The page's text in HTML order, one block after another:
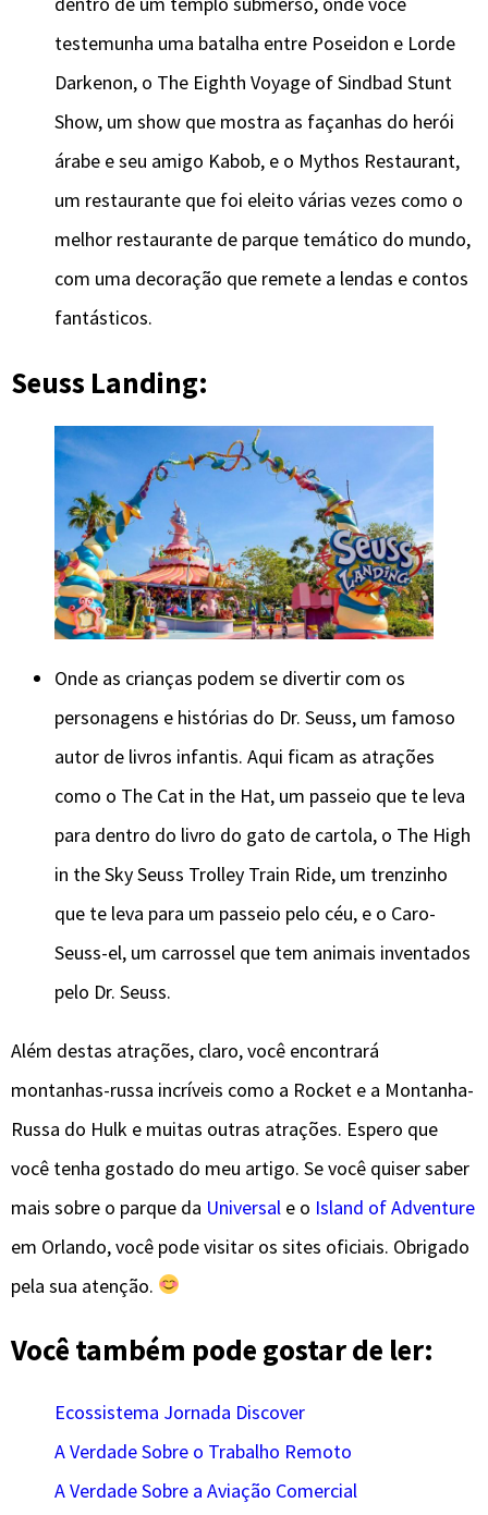
testemunha uma batalha entre Poseidon e Lorde
Darkenon, o The Eighth Voyage of Sindbad Stunt
Show, um show que mostra as façanhas do herói
árabe e seu amigo Kabob, e o Mythos Restaurant,
um restaurante que foi eleito várias vezes como o
melhor restaurante de parque temático do mundo,
com uma decoração que remete a lendas e contos
fantásticos.
Seuss Landing:
Onde as crianças podem se divertir com os
personagens e histórias do Dr. Seuss, um famoso
autor de livros infantis. Aqui ficam as atrações
como o The Cat in the Hat, um passeio que te leva
para dentro do livro do gato de cartola, o The High
in the Sky Seuss Trolley Train Ride, um trenzinho
que te leva para um passeio pelo céu, e o Caro-
Seuss-el, um carrossel que tem animais inventados
pelo Dr. Seuss.
Além destas atrações, claro, você encontrará
montanhas-russa incríveis como a Rocket e a Montanha-
Russa do Hulk e muitas outras atrações. Espero que
você tenha gostado do meu artigo. Se você quiser saber
mais sobre o parque da Universal e o Island of Adventure
em Orlando, você pode visitar os sites oficiais. Obrigado
pela sua atenção.
Você também pode gostar de ler:
Ecossistema Jornada Discover
A Verdade Sobre o Trabalho Remoto
A Verdade Sobre a Aviação Comercial